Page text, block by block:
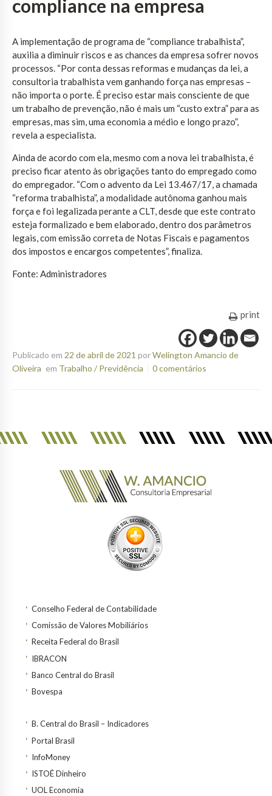
compliance na empresa
A implementação de programa de “compliance trabalhista”,
auxilia a diminuir riscos e as chances da empresa sofrer novos
processos. “Por conta dessas reformas e mudanças da lei, a
consultoria trabalhista vem ganhando força nas empresas –
não importa o porte. É preciso estar mais consciente de que
um trabalho de prevenção, não é mais um “custo extra” para as
empresas, mas sim, uma economia a médio e longo prazo”,
revela a especialista.
Ainda de acordo com ela, mesmo com a nova lei trabalhista, é
preciso ficar atento às obrigações tanto do empregado como
do empregador. “Com o advento da Lei 13.467/17, a chamada
“reforma trabalhista”, a modalidade autônoma ganhou mais
força e foi legalizada perante a CLT, desde que este contrato
esteja formalizado e bem elaborado, dentro dos parâmetros
legais, com emissão correta de Notas Fiscais e pagamentos
dos impostos e encargos competentes”, finaliza.
Fonte: Administradores
print
Publicado em 22 de abril de 2021 porWelington Amancio de
Oliveira em Trabalho / Previdência 0 comentários
Conselho Federal de Contabilidade
Comissão de Valores Mobiliários
Receita Federal do Brasil
IBRACON
Banco Central do Brasil
Bovespa
B. Central do Brasil – Indicadores
Portal Brasil
InfoMoney
ISTOÉ Dinheiro
UOL Economia